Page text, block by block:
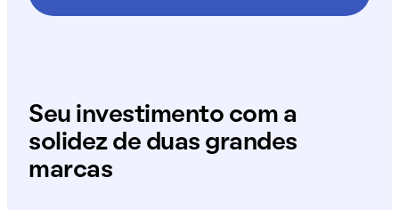
Seu investimento com a
solidez de duas grandes
marcas